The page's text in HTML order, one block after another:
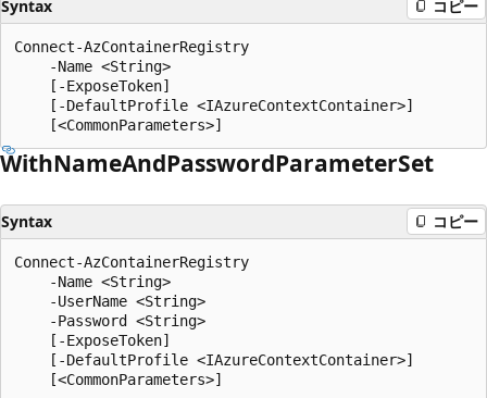
Syntax コピー
Connect-AzContainerRegistry
    -Name <String>
    [-ExposeToken]
    [-DefaultProfile <IAzureContextContainer>]
WithNameAndPasswordParameterSet
Syntax コピー
Connect-AzContainerRegistry
    -Name <String>
    -UserName <String>
    -Password <String>
    [-ExposeToken]
    [-DefaultProfile <IAzureContextContainer>]